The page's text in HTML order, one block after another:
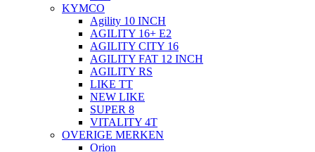
KYMCO
Agility 10 INCH
AGILITY 16+ E2
AGILITY CITY 16
AGILITY FAT 12 INCH
AGILITY RS
LIKE TT
NEW LIKE
SUPER 8
VITALITY 4T
OVERIGE MERKEN
Orion